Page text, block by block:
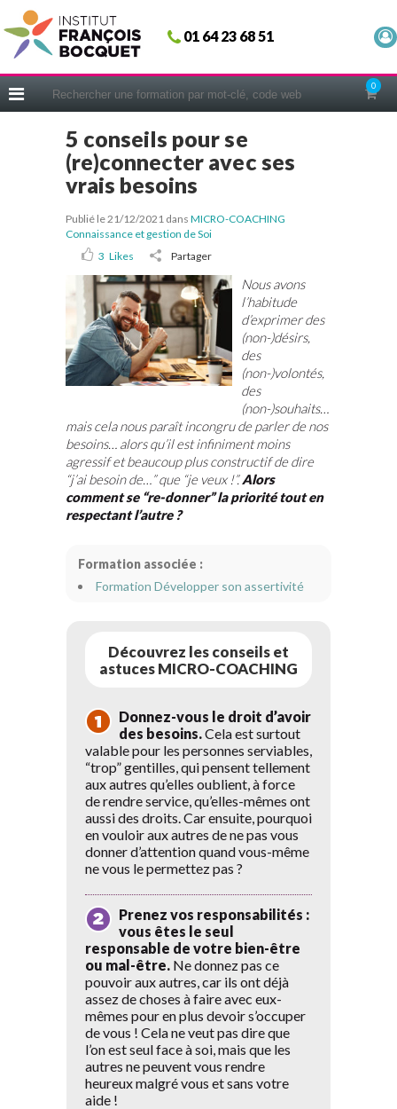
01 64 23 68 51
0
Fermer
ACCUEIL
CERIFICATIONS
INTRAS | SUR-MESURE
COACHING
NOUS CONNAÎTRE
CONSEILS MICRO-COACHING
PODCAST
WEBINAIRES
QUESTIONNAIRE GRATUIT
5 conseils pour se
(re)connecter avec ses
vrais besoins
Publié le 21/12/2021 dans MICRO-COACHING
Connaissance et gestion de Soi
3 Likes Partager
Nous avons
l’habitude
d’exprimer des
(non-)désirs,
des
(non-)volontés,
des
(non-)souhaits…
mais cela nous paraît incongru de parler de nos
besoins… alors qu’il est infiniment moins
agressif et beaucoup plus constructif de dire
“j’ai besoin de…” que “je veux !”.Alors
comment se “re-donner” la priorité tout en
respectant l’autre ?
Formation associée :
Formation Développer son assertivité
Découvrez les conseils et
astuces MICRO-COACHING
Donnez-vous le droit d’avoir
des besoins.Cela est surtout
valable pour les personnes serviables,
“trop” gentilles, qui pensent tellement
aux autres qu’elles oublient, à force
de rendre service, qu’elles-mêmes ont
aussi des droits. Car ensuite, pourquoi
en vouloir aux autres de ne pas vous
donner d’attention quand vous-même
ne vous le permettez pas ?
Prenez vos responsabilités :
vous êtes le seul
responsable de votre bien-être
ou mal-être. Ne donnez pas ce
pouvoir aux autres, car ils ont déjà
assez de choses à faire avec eux-
mêmes pour en plus devoir s’occuper
de vous ! Cela ne veut pas dire que
l’on est seul face à soi, mais que les
autres ne peuvent vous rendre
heureux malgré vous et sans votre
aide !